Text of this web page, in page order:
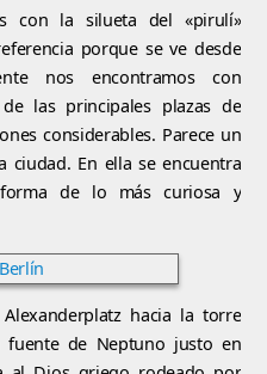
con la silueta del «pirulí»
porque se ve desde
nos encontramos con
las principales plazas de
considerables. Parece un
ciudad. En ella se encuentra
de lo más curiosa y
hacia la torre
de Neptuno justo en